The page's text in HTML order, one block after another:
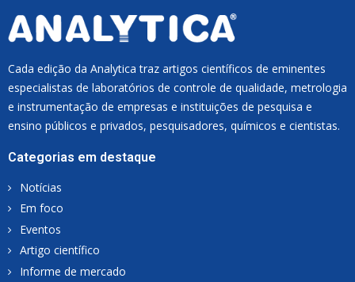
Cada edição da Analytica traz artigos científicos de eminentes
especialistas de laboratórios de controle de qualidade, metrologia
e instrumentação de empresas e instituições de pesquisa e
ensino públicos e privados, pesquisadores, químicos e cientistas.
Categorias em destaque
Notícias
Em foco
Eventos
Artigo científico
Informe de mercado